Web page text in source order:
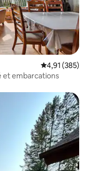
Note
4,91 (385)
et embarcations